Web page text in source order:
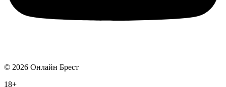
© 2026 Онлайн Брест
18+